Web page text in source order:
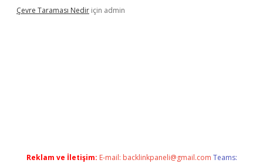
Çevre Taraması Nedir için admin
Reklam ve İletişim: E-mail: backlinkpaneli@gmail.com Teams: